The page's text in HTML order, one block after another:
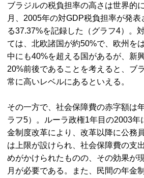
ブラジルの税負担率の高さは世界的
月、2005年の対GDP税負担率が発
る37.37%を記録した（グラフ4）。
ては、北欧諸国が約50%で、欧州を
中にも40%を超える国があるが、新
20%前後であることを考えると、ブ
常に高いレベルにあるといえる。
その一方で、社会保障費の赤字額は
ラフ5）。ルーラ政権1年目の2003年
金制度改革により、改革以降に公務
は上限が設けられ、社会保障費の支
めがかけられたものの、その効果が
月が必要である。また、民間の年金